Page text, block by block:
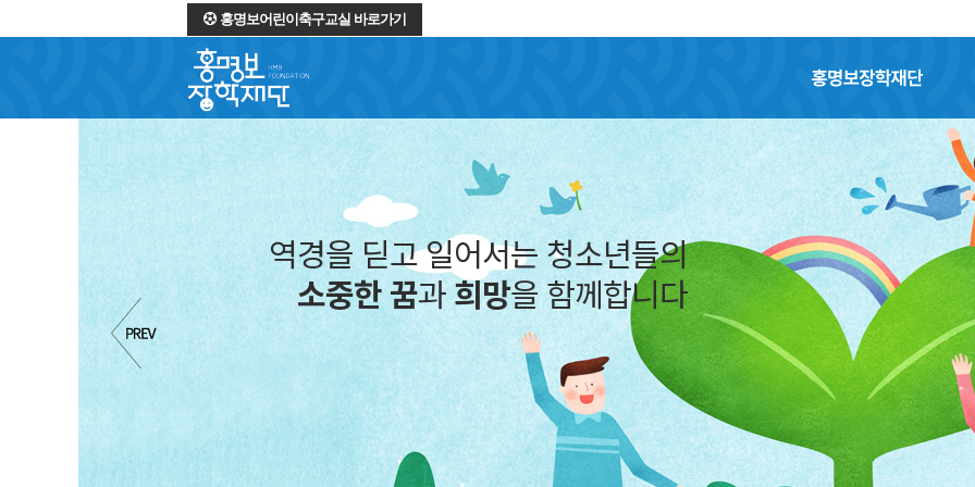
홍명보어린이축구교실 바로가기
홍명보장학재단
역경을 딛고 일어서는 청소년들의
소중한 꿈과희망을 함께합니다